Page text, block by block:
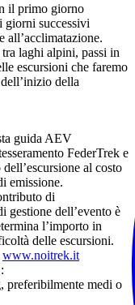
il primo giorno
giorni successivi
all’acclimatazione.
laghi alpini, passi in
escursioni che faremo
della
guida AEV
FederTrek e
al costo
emissione.
di
gestione dell’evento è
l’importo in
delle escursioni.
www.noitrek.it
preferibilmente medi o